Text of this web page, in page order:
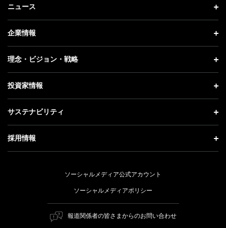
ニュース
ニュース トップ
プレスリリース
更新情報
記者説明会
企業情報
企業情報 トップ
社長メッセージ
事業紹介
ガバナンス
理念・ビジョン・戦略
理念・ビジョン・戦略 トップ
成長戦略「Activate AI for Society」
人材戦略
投資家情報
投資家情報 トップ
経営方針
個人投資家の皆さまへ
株式と社債について
サステナビリティ
サステナビリティ トップ
トップメッセージ
ESG方針・体制
マテリアリティ（重要課題）
採用情報
キャリア採用
障がい者採用
ソーシャルメディア公式アカウント
ソーシャルメディアポリシー
報道関係者の皆さまからのお問い合わせ